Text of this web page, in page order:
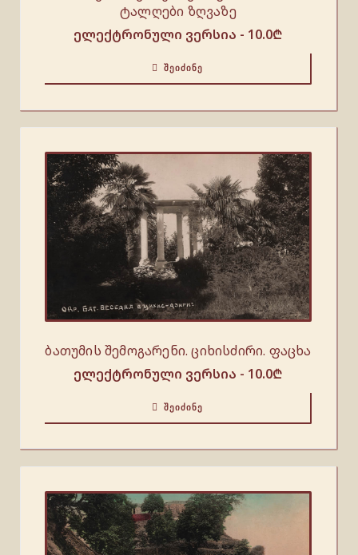
ტალღები ზღვაზე
ელექტრონული ვერსია - 10.0₾
ᲨᲔᲘᲫᲘᲜᲔ
ბათუმის შემოგარენი. ციხისძირი. ფაცხა
ელექტრონული ვერსია - 10.0₾
ᲨᲔᲘᲫᲘᲜᲔ